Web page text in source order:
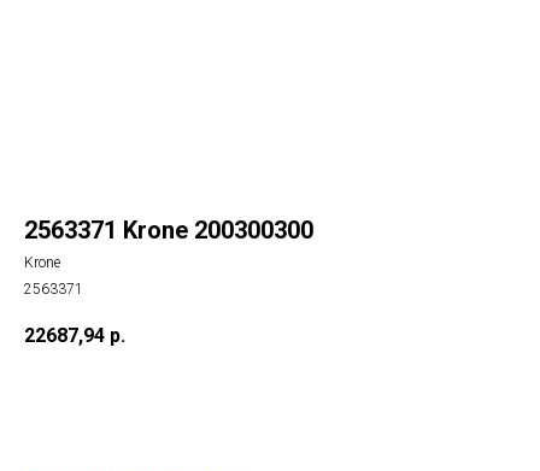
2563371 Krone 200300300
Krone
2563371
22687,94 р.